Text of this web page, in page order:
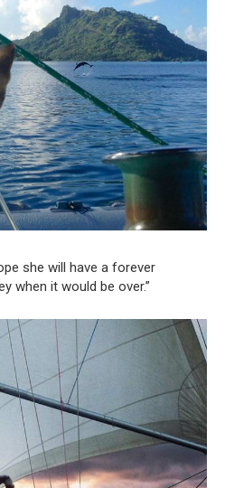
she will have a forever
when it would be over.”